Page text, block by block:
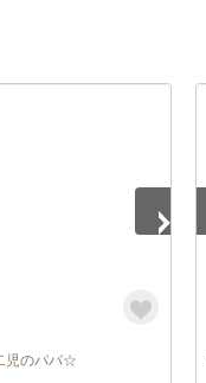
児のパパ☆